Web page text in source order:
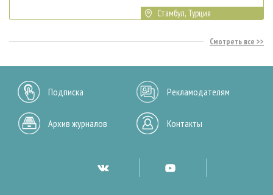
Стамбул, Турция
Смотреть все
Подписка Рекламодателям
Архив журналов Контакты